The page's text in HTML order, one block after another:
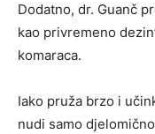
Dodatno, dr. Guanč
kao privremeno
komaraca.
Iako pruža brzo i
nudi samo